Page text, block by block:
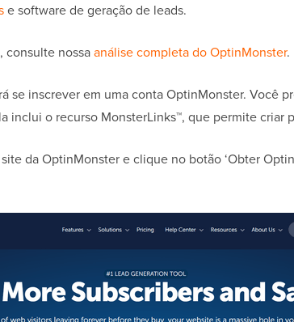
e software de geração de leads.
consulte nossaanálise completa do OptinMonster.
se inscrever em uma conta OptinMonster. Você
inclui o recurso MonsterLinks™, que permite criar
da OptinMonster e clique no botão ‘Obter